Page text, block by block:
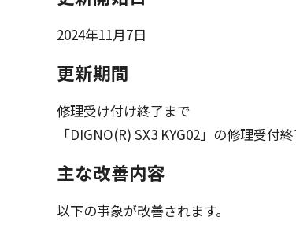
2024年11月7日
更新期間
修理受け付け終了まで
「DIGNO(R) SX3 KYG02」の修理受付
主な改善内容
以下の事象が改善されます。